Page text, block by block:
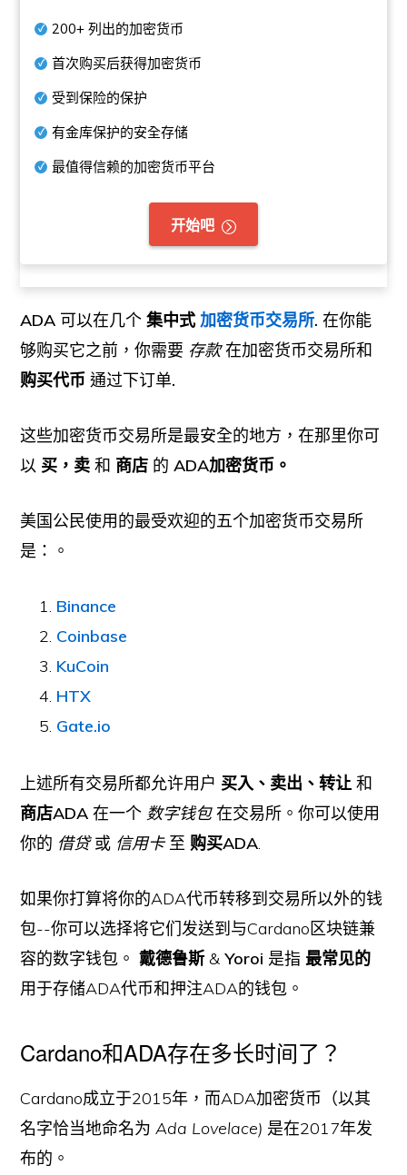
200+ 列出的加密货币
首次购买后获得加密货币
受到保险的保护
有金库保护的安全存储
最值得信赖的加密货币平台
开始吧
ADA 可以在几个集中式加密货币交易所.在你能
够购买它之前，你需要 存款在加密货币交易所和
购买代币 通过下订单.
这些加密货币交易所是最安全的地方，在那里你可
以 买，卖 和 商店 的ADA加密货币。
美国公民使用的最受欢迎的五个加密货币交易所
是：。
Binance
Coinbase
KuCoin
HTX
Gate.io
上述所有交易所都允许用户 买入、卖出、转让 和
商店ADA在一个 数字钱包在交易所。你可以使用
你的 借贷或 信用卡至 购买ADA.
如果你打算将你的ADA代币转移到交易所以外的钱
包--你可以选择将它们发送到与Cardano区块链兼
容的数字钱包。戴德鲁斯 &Yoroi 是指最常见的
用于存储ADA代币和押注ADA的钱包。
Cardano和ADA存在多长时间了？
Cardano成立于2015年，而ADA加密货币（以其
名字恰当地命名为Ada Lovelace) 是在2017年发
布的。